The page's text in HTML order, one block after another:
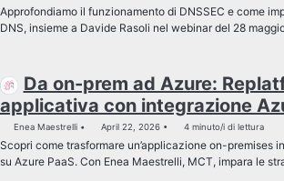
Approfondiamo il funzionamento di DNSSEC e come
DNS, insieme a Davide Rasoli nel webinar del 28
Da on-prem ad Azure:
applicativa con integrazione
Enea Maestrelli April 22, 2026 4 minuto/i di lettura
Scopri come trasformare un’applicazione on-premises
su Azure PaaS. Con Enea Maestrelli, MCT, impara le